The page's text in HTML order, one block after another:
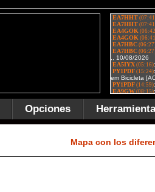
Opciones
Mapa con los